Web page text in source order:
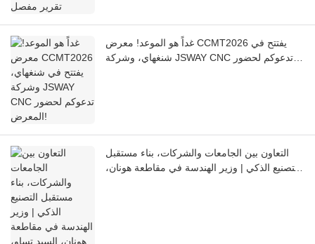
غداً هو الموعد! معرض CCMT2026 يفتتح في
شنغهاي، وشركة JSWAY CNC تدعوكم لحضور
التعاون بين الجامعات والشركات، بناء مستقبل
التصنيع الذكي | وزير الهندسة في مقاطعة هونان،